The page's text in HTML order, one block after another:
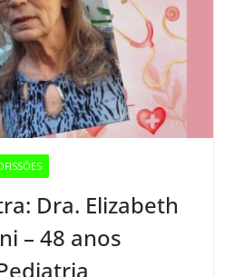
Dra. Elizabeth
– 48 anos